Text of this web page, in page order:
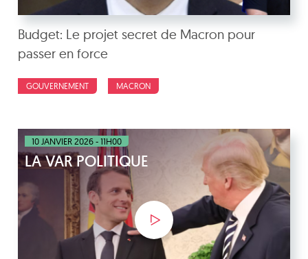
Budget: Le projet secret de Macron pour
passer en force
GOUVERNEMENT MACRON
10 JANVIER 2026 - 11H00
LA VAR POLITIQUE